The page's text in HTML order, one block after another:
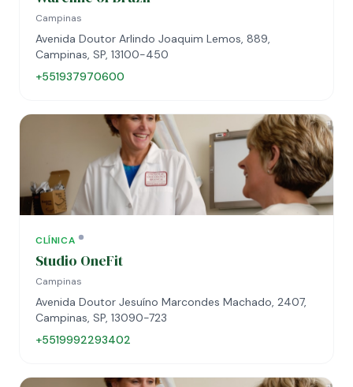
Campinas
Avenida Doutor Arlindo Joaquim Lemos, 889,
Campinas, SP, 13100-450
+551937970600
CLÍNICA
Studio OneFit
Campinas
Avenida Doutor Jesuíno Marcondes Machado, 2407,
Campinas, SP, 13090-723
+5519992293402